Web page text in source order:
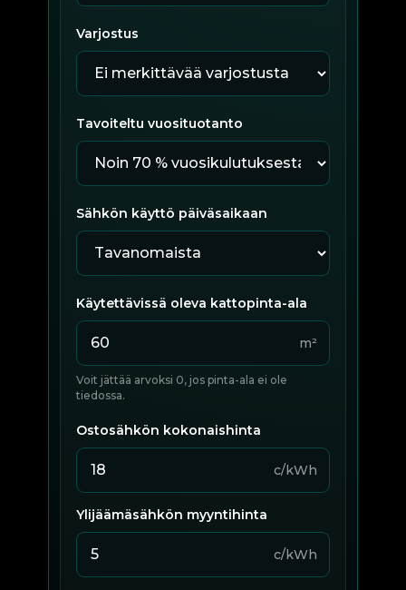
Varjostus
Tavoiteltu vuosituotanto
Sähkön käyttö päiväsaikaan
Käytettävissä oleva kattopinta-ala
m²
Voit jättää arvoksi 0, jos pinta-ala ei ole
tiedossa.
Ostosähkön kokonaishinta
c/kWh
Ylijäämäsähkön myyntihinta
c/kWh